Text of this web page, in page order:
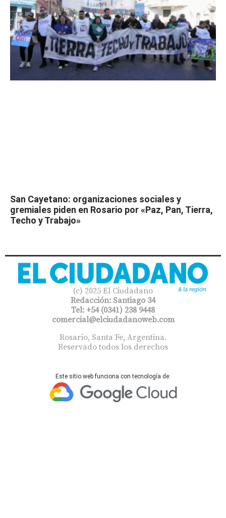
San Cayetano: organizaciones sociales y
gremiales piden en Rosario por «Paz, Pan, Tierra,
Techo y Trabajo»
(c) 2025 El Ciudadano
Redacción: Santiago 34
Tel: +54 (0341) 238 9448
comercial@elciudadanoweb.com​
Rosario, Santa Fe, Argentina.
Reservado todos los derechos
Este sitio web funciona con tecnología de: